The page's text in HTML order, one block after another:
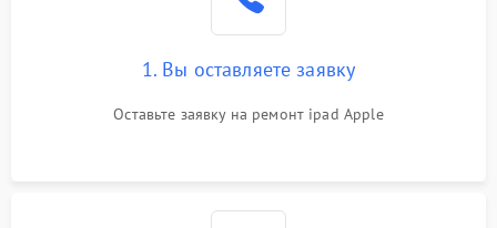
1. Вы оставляете заявку
Оставьте заявку на ремонт ipad Apple